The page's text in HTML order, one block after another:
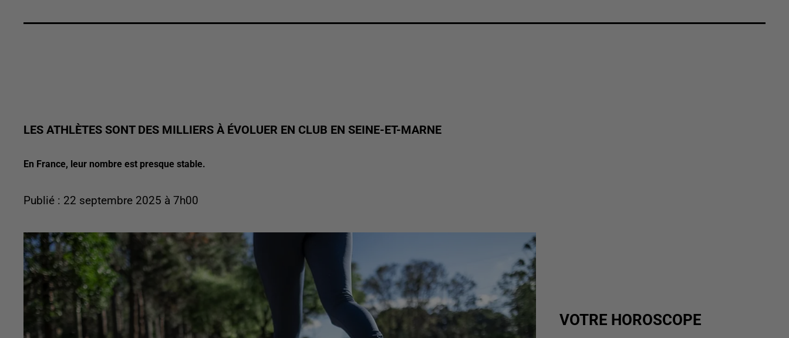
LES ATHLÈTES SONT DES MILLIERS À ÉVOLUER EN CLUB EN SEINE-ET-MARNE
En France, leur nombre est presque stable.
Publié : 22 septembre 2025 à 7h00
VOTRE HOROSCOPE